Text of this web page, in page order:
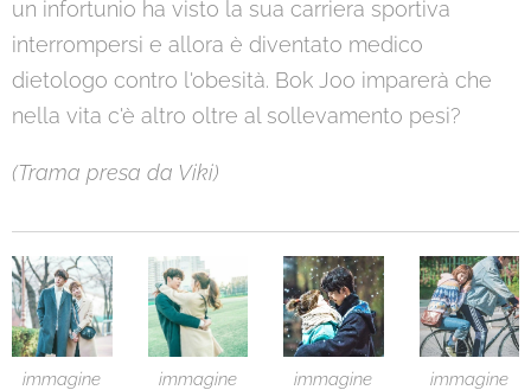
un infortunio ha visto la sua carriera sportiva
interrompersi e allora è diventato medico
dietologo contro l'obesità. Bok Joo imparerà che
nella vita c'è altro oltre al sollevamento pesi?
(Trama presa da Viki)
immagine immagine immagine immagine